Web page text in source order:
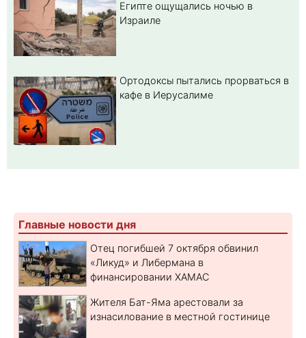
Египте ощущались ночью в
Израиле
Ортодоксы пытались прорваться в
кафе в Иерусалиме
Главные новости дня
Отец погибшей 7 октября обвинил
«Ликуд» и Либермана в
финансировании ХАМАС
Жителя Бат-Яма арестовали за
изнасилование в местной гостинице